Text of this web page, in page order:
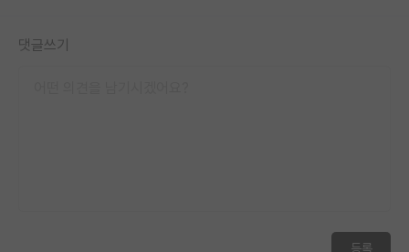
댓글쓰기
등록